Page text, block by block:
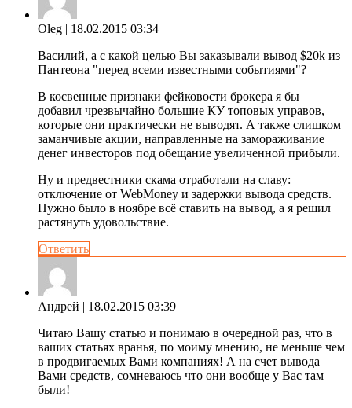
Oleg | 18.02.2015 03:34
Василий, а с какой целью Вы заказывали вывод $20k из
Пантеона "перед всеми известными событиями"?
В косвенные признаки фейковости брокера я бы
добавил чрезвычайно большие КУ топовых управов,
которые они практически не выводят. А также слишком
заманчивые акции, направленные на замораживание
денег инвесторов под обещание увеличенной прибыли.
Ну и предвестники скама отработали на славу:
отключение от WebMoney и задержки вывода средств.
Нужно было в ноябре всё ставить на вывод, а я решил
растянуть удовольствие.
Ответить
Андрей | 18.02.2015 03:39
Читаю Вашу статью и понимаю в очередной раз, что в
ваших статьях вранья, по моиму мнению, не меньше чем
в продвигаемых Вами компаниях! А на счет вывода
Вами средств, сомневаюсь что они вообще у Вас там
были!